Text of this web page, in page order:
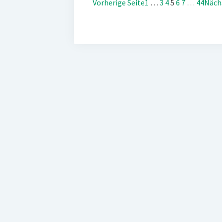
Vorherige Seite1 … 3 45 6 7 … 44